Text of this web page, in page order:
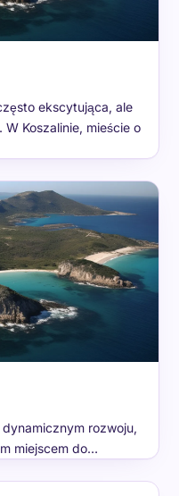
ekscytująca, ale
Koszalinie, mieście o
rozwoju,
miejscem do…